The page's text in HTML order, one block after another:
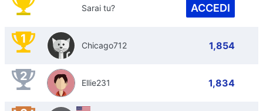
Sarai tu? ACCEDI
1 Chicago712 1,854
2 Ellie231 1,834